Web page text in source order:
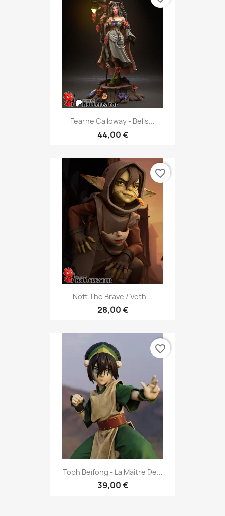
Fearne Calloway - Bells...
44,00 €
Nott The Brave / Veth...
28,00 €
favorite_border
Toph Beifong - La Maître De...
39,00 €
favorite_border